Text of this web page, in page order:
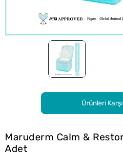
Ürünleri
Maruderm Calm &
Adet